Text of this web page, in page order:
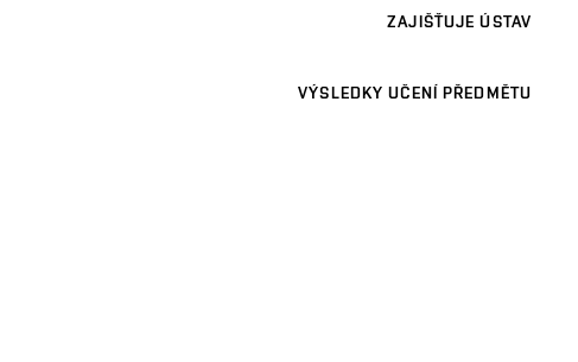
ZAJIŠŤUJE ÚSTAV
VÝSLEDKY UČENÍ PŘEDMĚTU